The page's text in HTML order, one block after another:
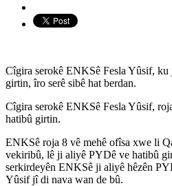
Cîgira serokê ENKSê Fesla Yûsif,
girtin, îro serê sibê hat berdan.
Cîgira serokê ENKSê Fesla Yûsif,
hatibû girtin.
ENKSê roja 8 vê mehê ofîsa xwe li
vekiribû, lê ji aliyê PYDê ve hatibû
serkirdeyên ENKSê ji aliyê hêzên
Yûsif jî di nava wan de bû.